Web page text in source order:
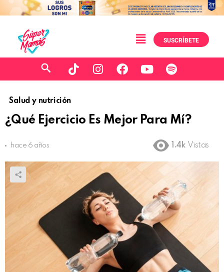
SUSCRÍBETE
Salud y nutrición
¿Qué Ejercicio Es Mejor Para Mí?
hace 6 años 1.4k Vistas